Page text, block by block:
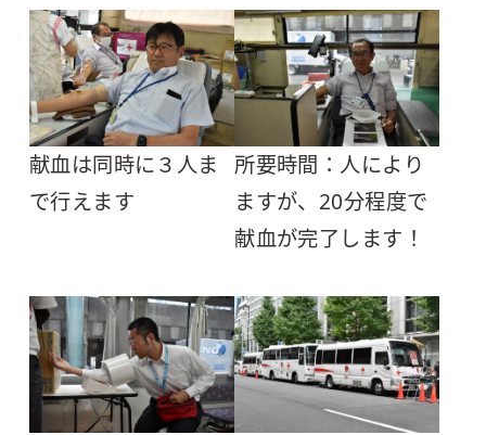
献血は同時に３人ま
で行えます
所要時間：人により
ますが、20分程度で
献血が完了します！